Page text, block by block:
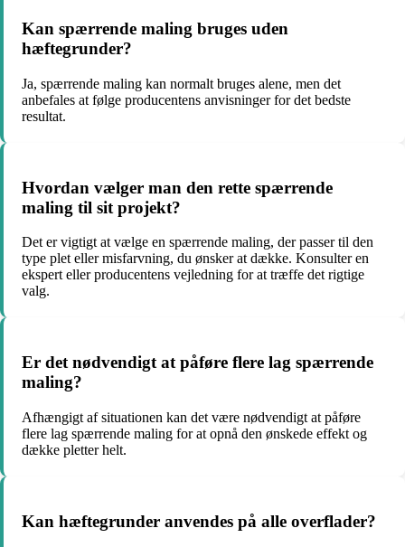
Kan spærrende maling bruges uden
hæftegrunder?
Ja, spærrende maling kan normalt bruges alene, men det
anbefales at følge producentens anvisninger for det bedste
resultat.
Hvordan vælger man den rette spærrende
maling til sit projekt?
Det er vigtigt at vælge en spærrende maling, der passer til den
type plet eller misfarvning, du ønsker at dække. Konsulter en
ekspert eller producentens vejledning for at træffe det rigtige
valg.
Er det nødvendigt at påføre flere lag spærrende
maling?
Afhængigt af situationen kan det være nødvendigt at påføre
flere lag spærrende maling for at opnå den ønskede effekt og
dække pletter helt.
Kan hæftegrunder anvendes på alle overflader?